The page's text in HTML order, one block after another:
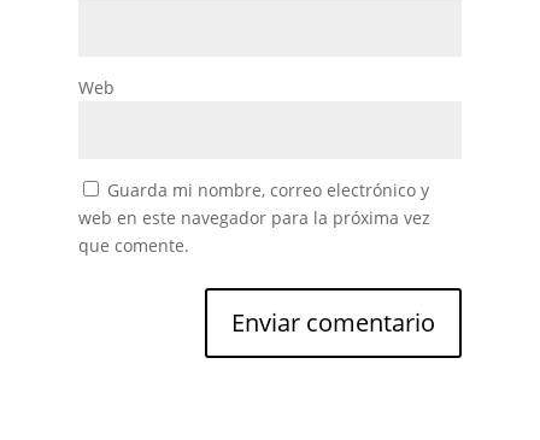
Web
Guarda mi nombre, correo electrónico y
web en este navegador para la próxima vez
que comente.